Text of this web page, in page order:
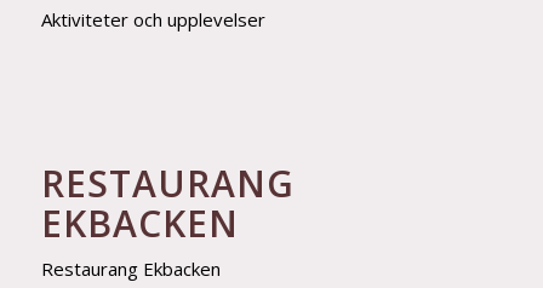
Aktiviteter och upplevelser
RESTAURANG
EKBACKEN
Restaurang Ekbacken